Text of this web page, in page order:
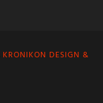
KRONIKON DESIGN &